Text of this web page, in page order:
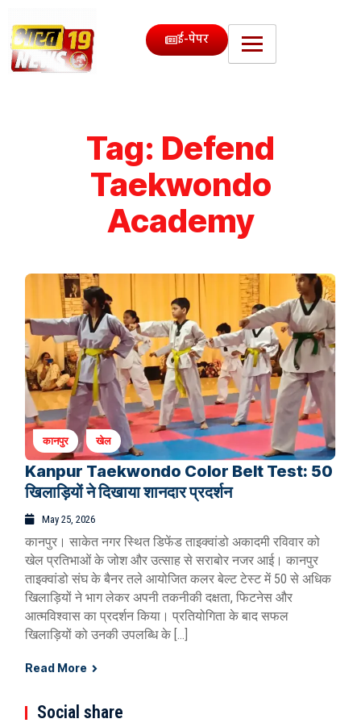
ई-पेपर
Tag: Defend
Taekwondo
Academy
कानपुर खेल
Kanpur Taekwondo Color Belt Test: 50
खिलाड़ियों ने दिखाया शानदार प्रदर्शन
May 25, 2026
कानपुर। साकेत नगर स्थित डिफेंड ताइक्वांडो अकादमी रविवार को
खेल प्रतिभाओं के जोश और उत्साह से सराबोर नजर आई। कानपुर
ताइक्वांडो संघ के बैनर तले आयोजित कलर बेल्ट टेस्ट में 50 से अधिक
खिलाड़ियों ने भाग लेकर अपनी तकनीकी दक्षता, फिटनेस और
आत्मविश्वास का प्रदर्शन किया। प्रतियोगिता के बाद सफल
खिलाड़ियों को उनकी उपलब्धि के […]
Read More
Social share